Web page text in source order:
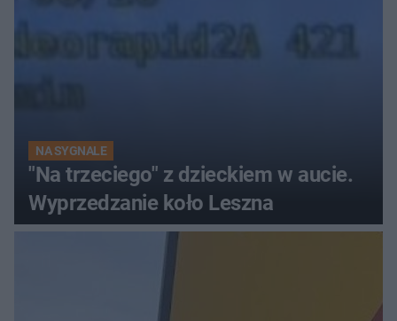
NA SYGNALE
"Na trzeciego" z dzieckiem w aucie.
Wyprzedzanie koło Leszna